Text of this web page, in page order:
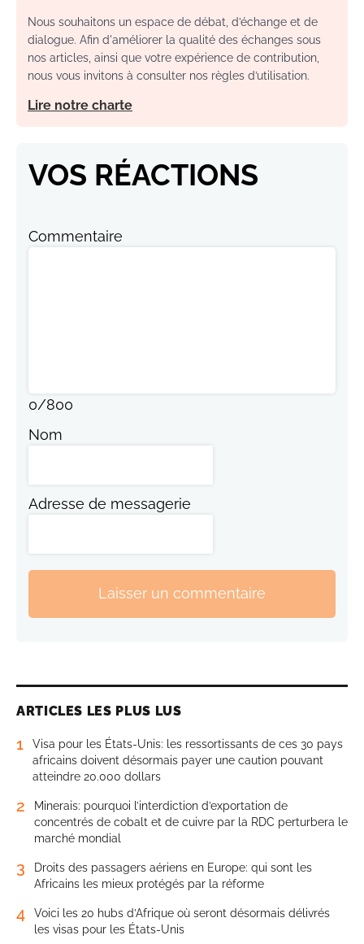
Nous souhaitons un espace de débat, d’échange et de
dialogue. Afin d'améliorer la qualité des échanges sous
nos articles, ainsi que votre expérience de contribution,
nous vous invitons à consulter nos règles d’utilisation.
Lire notre charte
VOS RÉACTIONS
Commentaire
0/800
Nom
Adresse de messagerie
Laisser un commentaire
ARTICLES LES PLUS LUS
1
Visa pour les États-Unis: les ressortissants de ces 30 pays
africains doivent désormais payer une caution pouvant
atteindre 20.000 dollars
2
Minerais: pourquoi l’interdiction d’exportation de
concentrés de cobalt et de cuivre par la RDC perturbera le
marché mondial
3
Droits des passagers aériens en Europe: qui sont les
Africains les mieux protégés par la réforme
4
Voici les 20 hubs d’Afrique où seront désormais délivrés
les visas pour les États-Unis